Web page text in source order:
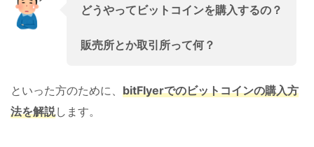
どうやってビットコインを購入するの？
販売所とか取引所って何？
といった方のために、 bitFlyerでのビットコインの購入方
法を解説します。